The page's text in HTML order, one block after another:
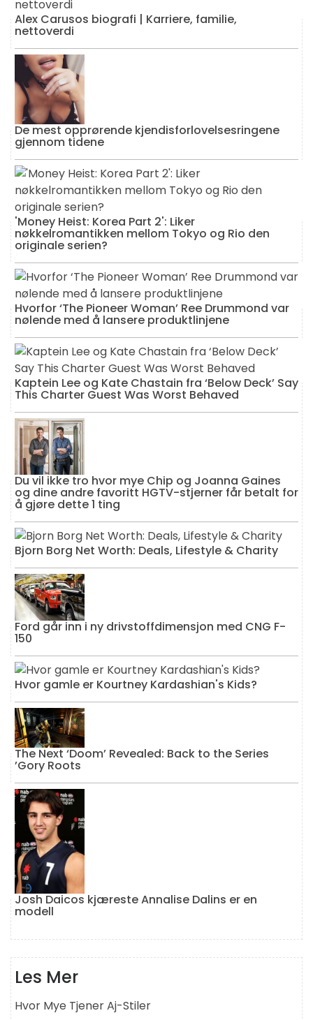
Alex Carusos biografi | Karriere, familie,
nettoverdi
De mest opprørende kjendisforlovelsesringene
gjennom tidene
'Money Heist: Korea Part 2': Liker
nøkkelromantikken mellom Tokyo og Rio den
originale serien?
Hvorfor ‘The Pioneer Woman’ Ree Drummond var
nølende med å lansere produktlinjene
Kaptein Lee og Kate Chastain fra ‘Below Deck’ Say
This Charter Guest Was Worst Behaved
Du vil ikke tro hvor mye Chip og Joanna Gaines
og dine andre favoritt HGTV-stjerner får betalt for
å gjøre dette 1 ting
Bjorn Borg Net Worth: Deals, Lifestyle & Charity
Ford går inn i ny drivstoffdimensjon med CNG F-
150
Hvor gamle er Kourtney Kardashian's Kids?
The Next ‘Doom’ Revealed: Back to the Series
’Gory Roots
Josh Daicos kjæreste Annalise Dalins er en
modell
Les Mer
Hvor Mye Tjener Aj-Stiler